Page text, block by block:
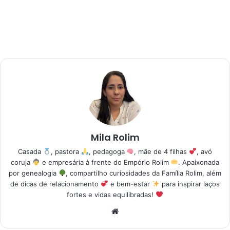
Mila Rolim
Casada , pastora , pedagoga , mãe de 4 filhas
, avó
coruja
e empresária à frente do Empório Rolim
. Apaixonada
por genealogia
, compartilho curiosidades da Família Rolim, além
de dicas de relacionamento
e bem-estar
para inspirar laços
fortes e vidas equilibradas!